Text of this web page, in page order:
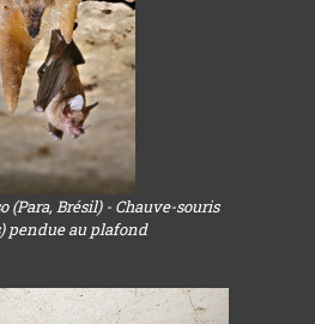
(Para, Brésil) - Chauve-souris
pendue au plafond